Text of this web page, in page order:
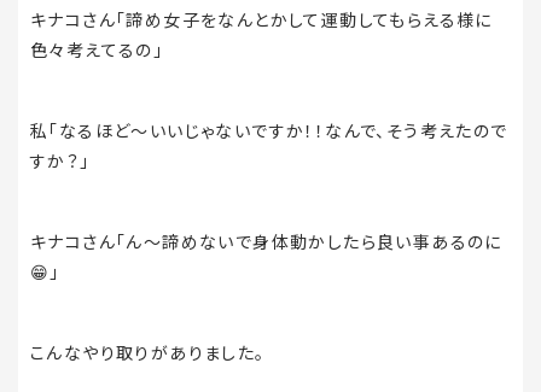
キナコさん「諦め女子をなんとかして運動してもらえる様に
色々考えてるの」
私「なるほど〜いいじゃないですか！！なんで、そう考えたので
すか？」
キナコさん「ん〜諦めないで身体動かしたら良い事あるのに
😁 」
こんなやり取りがありました。